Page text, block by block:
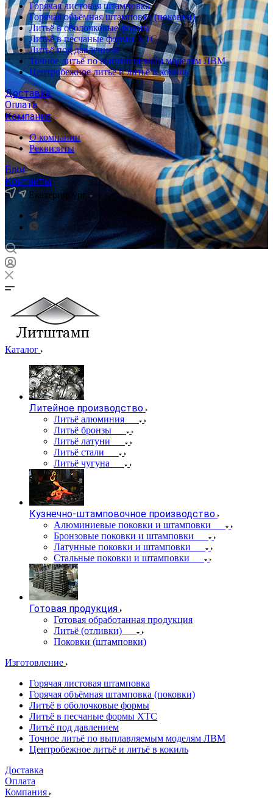
Горячая листовая штамповка
Горячая объёмная штамповка (поковки)
Литьё в оболочковые формы
Литьё в песчаные формы ХТС
Литьё под давлением
Точное литьё по выплавляемым моделям ЛВМ
Центробежное литьё и литьё в кокиль
Доставка
Оплата
Компания
О компании
Реквизиты
Блог
Контакты
Екатеринбург
Каталог
Литейное производство
Литьё алюминия
Литьё бронзы
Литьё латуни
Литьё стали
Литьё чугуна
Кузнечно-штамповочное производство
Алюминиевые поковки и штамповки
Бронзовые поковки и штамповки
Латунные поковки и штамповки
Стальные поковки и штамповки
Готовая продукция
Готовая обработанная продукция
Литьё (отливки)
Поковки (штамповки)
Изготовление
Горячая листовая штамповка
Горячая объёмная штамповка (поковки)
Литьё в оболочковые формы
Литьё в песчаные формы ХТС
Литьё под давлением
Точное литьё по выплавляемым моделям ЛВМ
Центробежное литьё и литьё в кокиль
Доставка
Оплата
Компания